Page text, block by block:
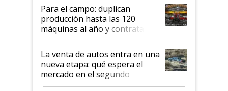
Para el campo: duplican
producción hasta las 120
máquinas al año y contratan
especialistas de la industria
automotriz para lograrlo
La venta de autos entra en una
nueva etapa: qué espera el
mercado en el segundo
semestre